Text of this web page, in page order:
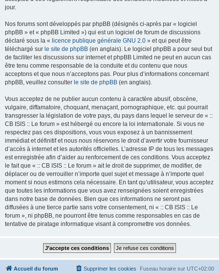
jour.
Nos forums sont développés par phpBB (désignés ci-après par « logiciel
phpBB » et « phpBB Limited ») qui est un logiciel de forum de discussions
déclaré sous la « licence publique générale GNU 2.0 » et qui peut être
téléchargé sur le site de phpBB (en anglais). Le logiciel phpBB a pour seul but
de faciliter les discussions sur internet et phpBB Limited ne peut en aucun cas
être tenu comme responsable de la conduite et du contenu que nous
acceptons et que nous n’acceptons pas. Pour plus d’informations concernant
phpBB, veuillez consulter le site de phpBB (en anglais).
Vous acceptez de ne publier aucun contenu à caractère abusif, obscène,
vulgaire, diffamatoire, choquant, menaçant, pornographique, etc. qui pourrait
transgresser la législation de votre pays, du pays dans lequel le serveur de « ::
CB ISIS :: Le forum » est hébergé ou encore la loi internationale. Si vous ne
respectez pas ces dispositions, vous vous exposez à un bannissement
immédiat et définitif et nous nous réservons le droit d’avertir votre fournisseur
d’accès à internet et les autorités officielles. L’adresse IP de tous les messages
est enregistrée afin d’aider au renforcement de ces conditions. Vous acceptez
le fait que « :: CB ISIS :: Le forum » ait le droit de supprimer, de modifier, de
déplacer ou de verrouiller n’importe quel sujet et message à n’importe quel
moment si nous estimons cela nécessaire. En tant qu’utilisateur, vous acceptez
que toutes les informations que vous avez renseignées soient enregistrées
dans notre base de données. Bien que ces informations ne seront pas
diffusées à une tierce partie sans votre consentement, ni « :: CB ISIS :: Le
forum », ni phpBB, ne pourront être tenus comme responsables en cas de
tentative de piratage informatique visant à compromettre vos données.
Accueil du forum Fuseau horaire sur UTC+02:00
Supprimer les cookies